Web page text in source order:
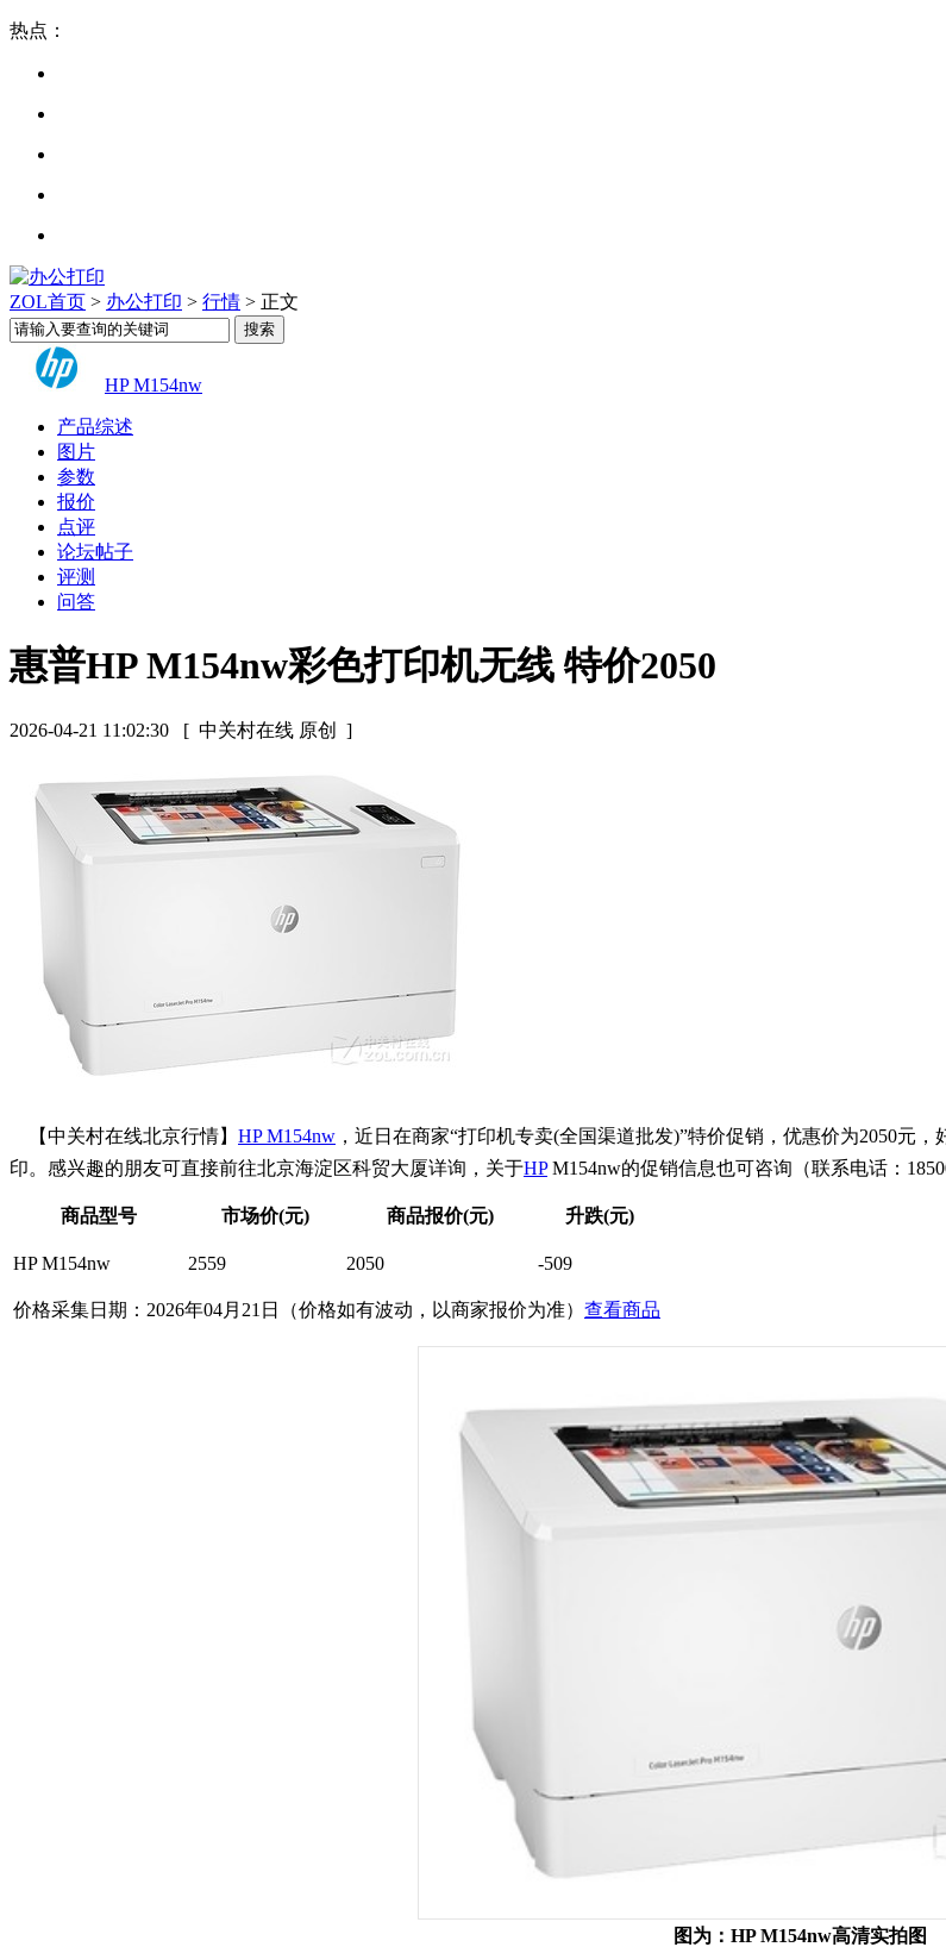
热点：
ZOL首页 > 办公打印 > 行情 > 正文
HP M154nw
产品综述
图片
参数
报价
点评
论坛帖子
评测
问答
惠普HP M154nw彩色打印机无线 特价2050
2026-04-21 11:02:30 [ 中关村在线 原创 ]
【中关村在线北京行情】 HP M154nw ，近日在商家“打印机专卖(全国渠道批发)”特价促销，优惠价为2050元，
印。感兴趣的朋友可直接前往北京海淀区科贸大厦详询，关于HPM154nw的促销信息也可咨询（联系电话：
商品型号 市场价(元) 商品报价(元) 升跌(元)
HP M154nw 2559 2050 -509
价格采集日期：2026年04月21日（价格如有波动，以商家报价为准） 查看商品
图为：HP M154nw高清实拍图